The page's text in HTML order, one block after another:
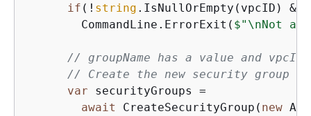
if (! string .IsNullOrEmpty(vpcID)
        CommandLine.ErrorExit(
$"\nNot a
// groupName has a value and
// Create the new security group
var securityGroups =
await
CreateSecurityGroup( new